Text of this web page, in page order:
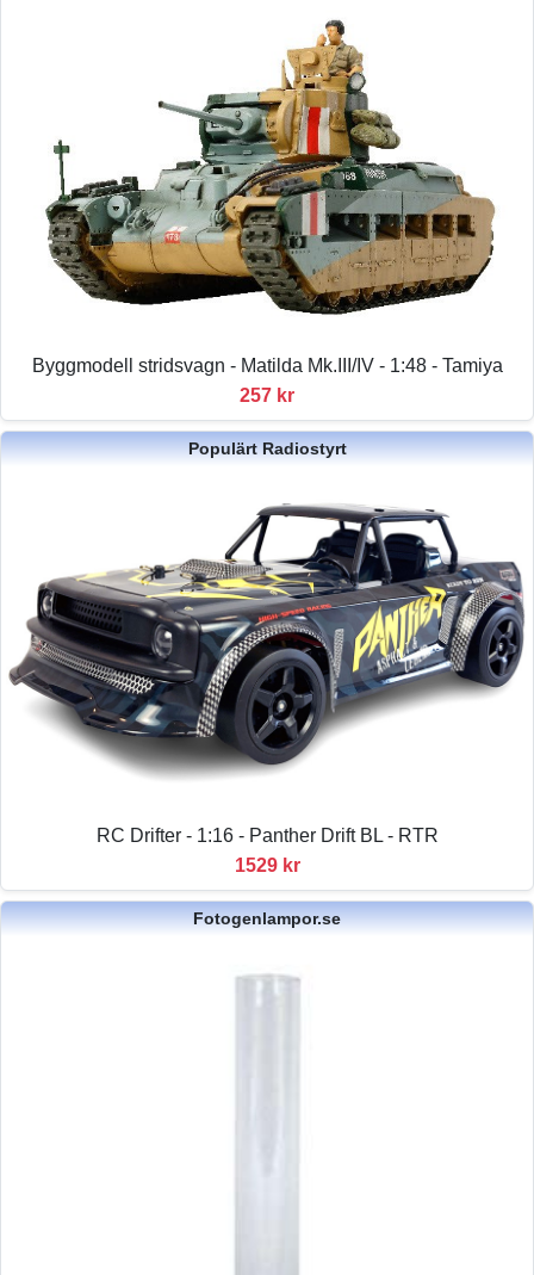
Byggmodell stridsvagn - Matilda Mk.III/IV - 1:48 - Tamiya
257 kr
Populärt Radiostyrt
RC Drifter - 1:16 - Panther Drift BL - RTR
1529 kr
Fotogenlampor.se